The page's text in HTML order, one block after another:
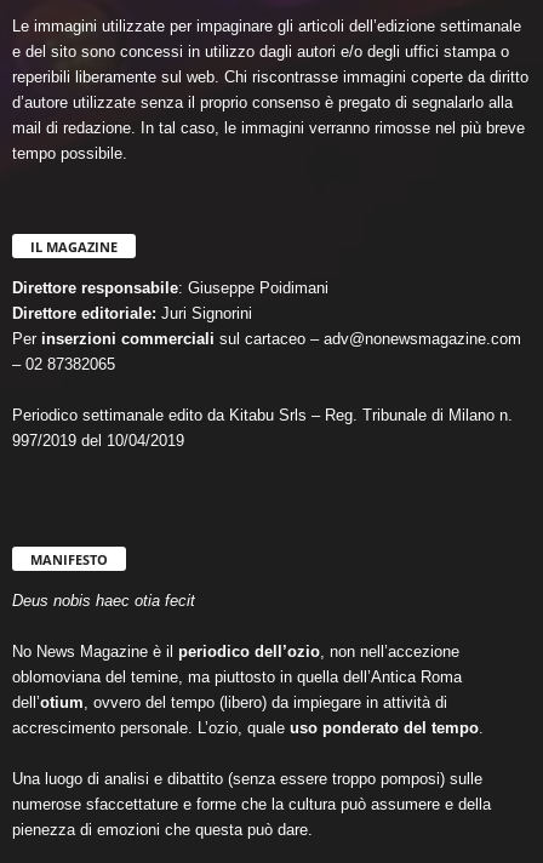
Le immagini utilizzate per impaginare gli articoli dell’edizione settimanale
e del sito sono concessi in utilizzo dagli autori e/o degli uffici stampa o
reperibili liberamente sul web. Chi riscontrasse immagini coperte da diritto
d’autore utilizzate senza il proprio consenso è pregato di segnalarlo alla
mail di redazione. In tal caso, le immagini verranno rimosse nel più breve
tempo possibile.
IL MAGAZINE
Direttore responsabile: Giuseppe Poidimani
Direttore editoriale: Juri Signorini
Per inserzioni commerciali sul cartaceo – adv@nonewsmagazine.com
– 02 87382065
Periodico settimanale edito da Kitabu Srls – Reg. Tribunale di Milano n.
997/2019 del 10/04/2019
MANIFESTO
Deus nobis haec otia fecit
No News Magazine è il periodico dell’ozio, non nell’accezione
oblomoviana del temine, ma piuttosto in quella dell’Antica Roma
dell’otium, ovvero del tempo (libero) da impiegare in attività di
accrescimento personale. L’ozio, quale uso ponderato del tempo.
Una luogo di analisi e dibattito (senza essere troppo pomposi) sulle
numerose sfaccettature e forme che la cultura può assumere e della
pienezza di emozioni che questa può dare.